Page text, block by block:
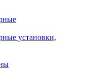
установки,